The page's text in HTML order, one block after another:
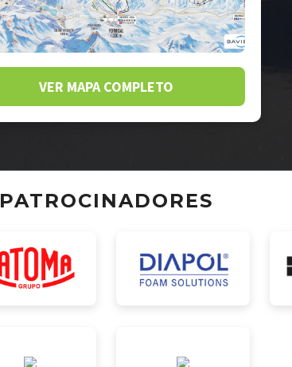
VER MAPA COMPLETO
PATROCINADORES